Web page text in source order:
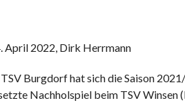
April 2022, Dirk Herrmann
Burgdorf hat sich die Saison
Nachholspiel beim TSV